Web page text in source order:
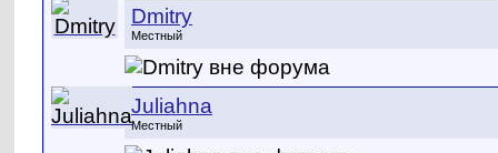
Dmitry
Местный
Juliahna
Местный